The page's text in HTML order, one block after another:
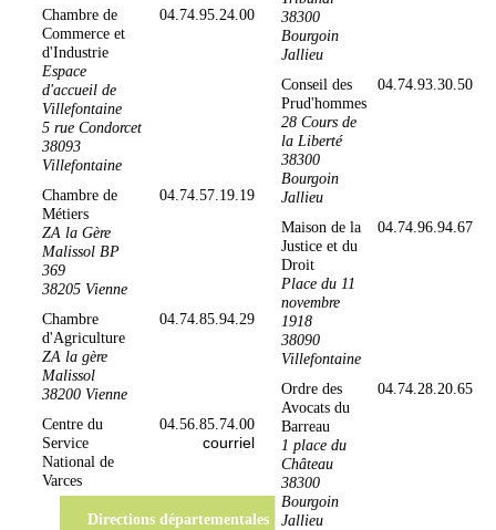
Chambre de
Commerce et
d'Industrie
Espace
d'accueil de
Villefontaine
5 rue Condorcet
38093
Villefontaine
04.74.95.24.00
Chambre de
Métiers
ZA la Gère
Malissol BP
369
38205 Vienne
04.74.57.19.19
Chambre
d'Agriculture
ZA la gère
Malissol
38200 Vienne
04.74.85.94.29
Centre du
Service
National de
Varces
04.56.85.74.00
courriel
38300
Bourgoin
Jallieu
Conseil des
Prud'hommes
28 Cours de
la Liberté
38300
Bourgoin
Jallieu
04.74.93.30.50
Maison de la
Justice et du
Droit
Place du 11
novembre
1918
38090
Villefontaine
04.74.96.94.67
Ordre des
Avocats du
Barreau
1 place du
Château
38300
Bourgoin
Jallieu
04.74.28.20.65
Directions départementales